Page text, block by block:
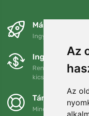
Az
Az
Másnapra és
Ingyenes szállítás
Ingyenes
Rendelését 90
kicserélheti.
Támogatjuk a
Minden